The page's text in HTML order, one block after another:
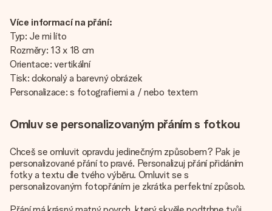
Více informací na přání:
Typ: Je mi líto
Rozměry: 13 x 18 cm
Orientace: vertikální
Tisk: dokonalý a barevný obrázek
Personalizace: s fotografiemi a / nebo textem
Omluv se personalizovaným přáním s fotkou
Chceš se omluvit opravdu jedinečným způsobem? Pak je
personalizované přání to pravé. Personalizuj přání přidáním
fotky a textu dle tvého výběru. Omluvit se s
personalizovaným fotopřáním je zkrátka perfektní způsob.